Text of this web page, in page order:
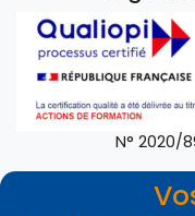
N° 2020/